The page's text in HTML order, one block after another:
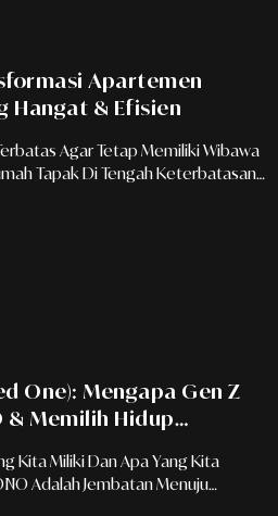
Apartemen
Hangat & Efisien
Agar Tetap Memiliki Wibawa
Tapak Di Tengah Keterbatasan
One): Mengapa Gen Z
& Memilih Hidup
Kita Miliki Dan Apa Yang Kita
Adalah Jembatan Menuju